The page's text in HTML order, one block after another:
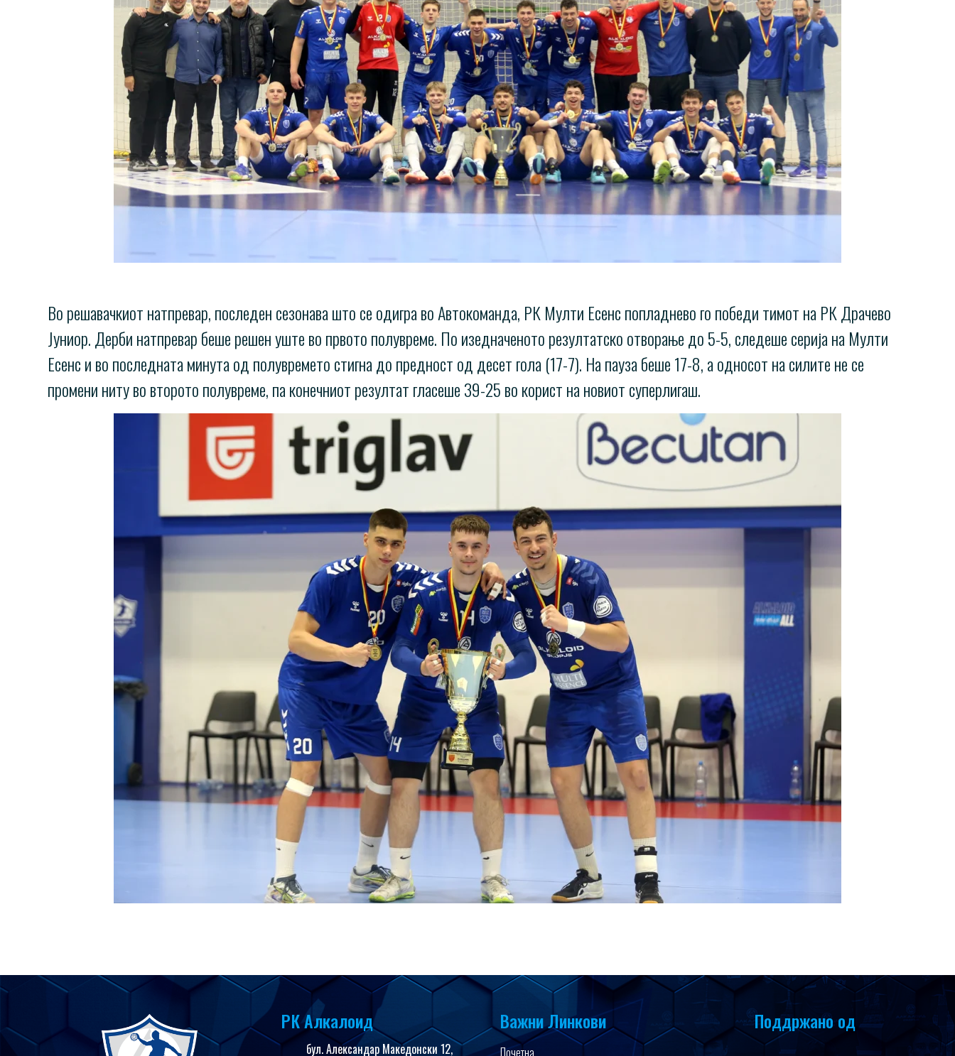
Во решавачкиот натпревар, последен сезонава што се одигра во Автокоманда, РК Мулти Есенс попладнево го победи тимот на РК Драчево
Јуниор. Дерби натпревар беше решен уште во првото полувреме. По изедначеното резултатско отворање до 5-5, следеше серија на Мулти
Есенс и во последната минута од полувремето стигна до предност од десет гола (17-7). На пауза беше 17-8, а односот на силите не се
промени ниту во второто полувреме, па конечниот резултат гласеше 39-25 во корист на новиот суперлигаш.
РК Алкалоид
бул. Александар Македонски 12,
Важни Линкови
Почетна
Поддржано од